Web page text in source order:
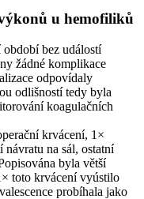
u hemofiliků
období bez událostí
žádné komplikace
odpovídaly
odlišností tedy byla
koagulačních
krvácení, 1×
na sál, ostatní
byla větší
toto krvácení vyústilo
probíhala jako